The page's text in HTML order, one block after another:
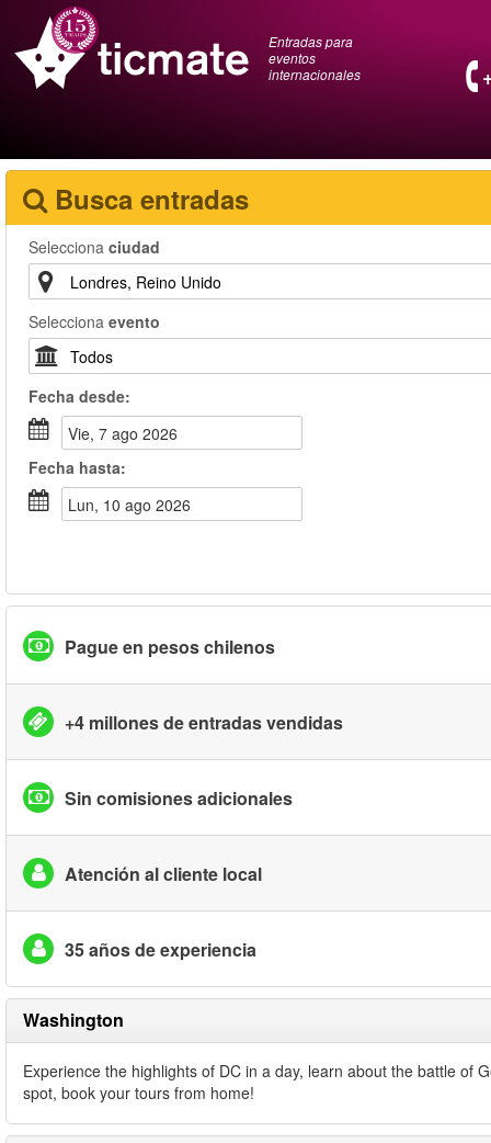
Entradas para
eventos
internacionales
Busca entradas
Selecciona ciudad
Selecciona evento
Fecha desde:
vie, 7 ago 2026
Fecha hasta:
lun, 10 ago 2026
Pague en pesos chilenos
+4 millones de entradas vendidas
Sin comisiones adicionales
Atención al cliente local
35 años de experiencia
Washington
Experience the highlights of DC in a day, learn about the battle of
spot, book your tours from home!